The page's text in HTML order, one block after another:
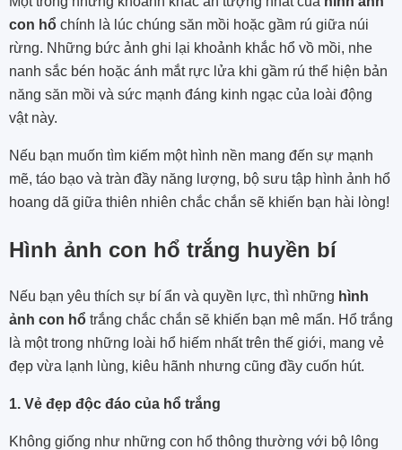
con hổ chính là lúc chúng săn mồi hoặc gầm rú giữa núi
rừng. Những bức ảnh ghi lại khoảnh khắc hổ vồ mồi, nhe
nanh sắc bén hoặc ánh mắt rực lửa khi gầm rú thể hiện bản
năng săn mồi và sức mạnh đáng kinh ngạc của loài động
vật này.
Nếu bạn muốn tìm kiếm một hình nền mang đến sự mạnh
mẽ, táo bạo và tràn đầy năng lượng, bộ sưu tập hình ảnh hổ
hoang dã giữa thiên nhiên chắc chắn sẽ khiến bạn hài lòng!
Hình ảnh con hổ trắng huyền bí
Nếu bạn yêu thích sự bí ẩn và quyền lực, thì những hình
ảnh con hổ trắng chắc chắn sẽ khiến bạn mê mẩn. Hổ trắng
là một trong những loài hổ hiếm nhất trên thế giới, mang vẻ
đẹp vừa lạnh lùng, kiêu hãnh nhưng cũng đầy cuốn hút.
1. Vẻ đẹp độc đáo của hổ trắng
Không giống như những con hổ thông thường với bộ lông